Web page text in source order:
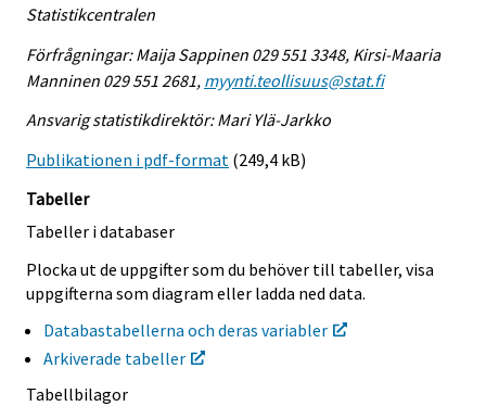
Statistikcentralen
Förfrågningar: Maija Sappinen 029 551 3348, Kirsi-Maaria
Manninen 029 551 2681, myynti.teollisuus@stat.fi
Ansvarig statistikdirektör: Mari Ylä-Jarkko
Publikationen i pdf-format (249,4 kB)
Tabeller
Tabeller i databaser
Plocka ut de uppgifter som du behöver till tabeller, visa
uppgifterna som diagram eller ladda ned data.
Databastabellerna och deras variabler
Arkiverade tabeller
Tabellbilagor